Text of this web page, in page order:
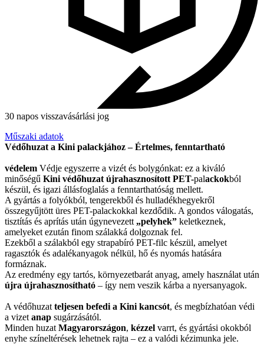
30 napos visszavásárlási jog
Műszaki adatok
Védőhuzat a Kini palackjához – Értelmes, fenntartható
védelem Védje egyszerre a vizét és bolygónkat: ez a kiváló
minőségű Kini védőhuzat újrahasznosított PET-palackokból
készül, és igazi állásfoglalás a fenntarthatóság mellett.
A gyártás a folyókból, tengerekből és hulladékhegyekről
összegyűjtött üres PET-palackokkal kezdődik. A gondos válogatás,
tisztítás és aprítás után úgynevezett „pelyhek” keletkeznek,
amelyeket ezután finom szálakká dolgoznak fel.
Ezekből a szálakból egy strapabíró PET-filc készül, amelyet
ragasztók és adalékanyagok nélkül, hő és nyomás hatására
formáznak.
Az eredmény egy tartós, környezetbarát anyag, amely használat után
újra újrahasznosítható – így nem veszik kárba a nyersanyagok.
A védőhuzat teljesen befedi a Kini kancsót, és megbízhatóan védi
a vizet anap sugárzásától.
Minden huzat Magyarországon, kézzel varrt, és gyártási okokból
enyhe színeltérések lehetnek rajta – ez a valódi kézimunka jele.